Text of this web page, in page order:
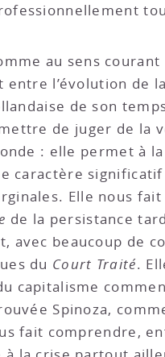
au sens
l’évolution de
de son
de juger de la
: elle permet à
caractère
Elle nous
de la persistance
avec beaucoup de
du Court Traité.
capitalisme
Spinoza,
fait comprendre,